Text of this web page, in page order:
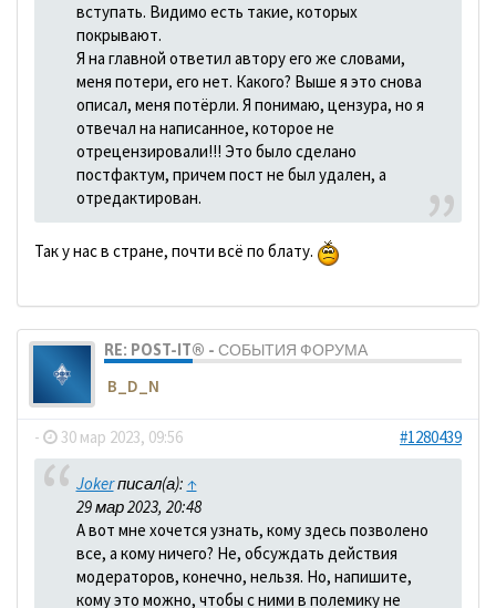
вступать. Видимо есть такие, которых
покрывают.
Я на главной ответил автору его же словами,
меня потери, его нет. Какого? Выше я это снова
описал, меня потёрли. Я понимаю, цензура, но я
отвечал на написанное, которое не
отрецензировали!!! Это было сделано
постфактум, причем пост не был удален, а
отредактирован.
Так у нас в стране, почти всё по блату.
RE: POST-IT® - СОБЫТИЯ ФОРУМА
B_D_N
- 30 мар 2023, 09:56 #1280439
Jokerписал(а): ↑
29 мар 2023, 20:48
А вот мне хочется узнать, кому здесь позволено
все, а кому ничего? Не, обсуждать действия
модераторов, конечно, нельзя. Но, напишите,
кому это можно, чтобы с ними в полемику не